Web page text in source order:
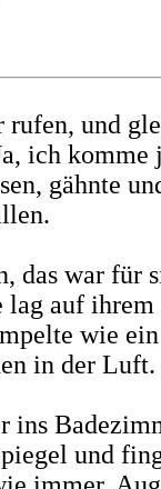
und
ich komme
gähnte
das war für
lag auf
wie
in der Luft.
ins
und